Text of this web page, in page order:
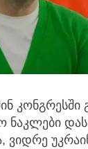
კონგრესში
ნაკლები
ვიდრე